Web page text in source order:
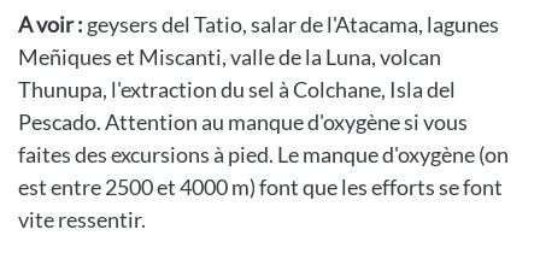
A voir : geysers del Tatio, salar de l'Atacama, lagunes
Meñiques et Miscanti, valle de la Luna, volcan
Thunupa, l'extraction du sel à Colchane, Isla del
Pescado. Attention au manque d'oxygène si vous
faites des excursions à pied. Le manque d'oxygène (on
est entre 2500 et 4000 m) font que les efforts se font
vite ressentir.